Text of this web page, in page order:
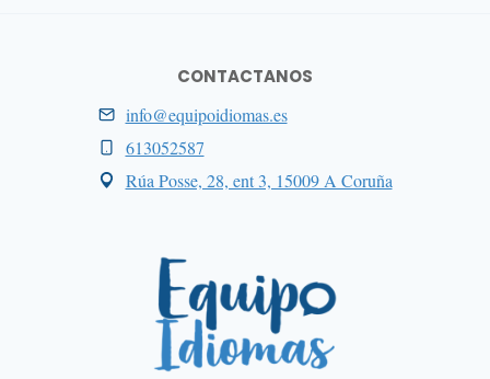
CONTACTANOS
info@equipoidiomas.es
613052587
Rúa Posse, 28, ent 3, 15009 A Coruña